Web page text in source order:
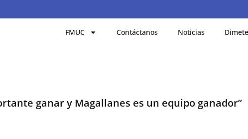
FMUC Contáctanos Noticias
ganar y Magallanes es un equipo ganador”